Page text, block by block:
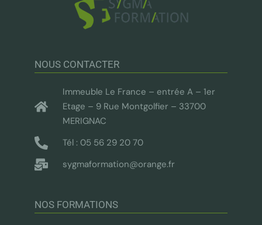
NOUS CONTACTER
Immeuble Le France – entrée A – 1er
Etage – 9 Rue Montgolfier – 33700
MERIGNAC
Tél : 05 56 29 20 70
sygmaformation@orange.fr
NOS FORMATIONS